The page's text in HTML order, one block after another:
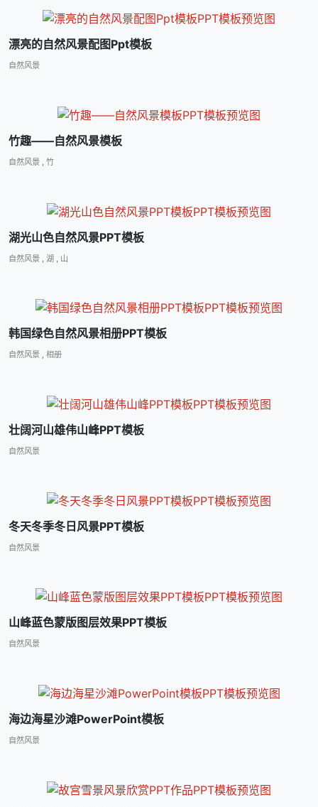
漂亮的自然风景配图Ppt模板
自然风景
竹趣――自然风景模板
自然风景 , 竹
湖光山色自然风景PPT模板
自然风景 湖 山
韩国绿色自然风景相册PPT模板
自然风景 , 相册
壮阔河山雄伟山峰PPT模板
自然风景
冬天冬季冬日风景PPT模板
自然风景
山峰蓝色蒙版图层效果PPT模板
自然风景
海边海星沙滩PowerPoint模板
自然风景